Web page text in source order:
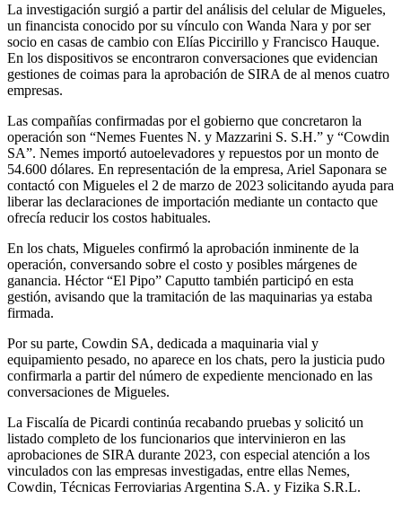
La investigación surgió a partir del análisis del celular de Migueles,
un financista conocido por su vínculo con Wanda Nara y por ser
socio en casas de cambio con Elías Piccirillo y Francisco Hauque.
En los dispositivos se encontraron conversaciones que evidencian
gestiones de coimas para la aprobación de SIRA de al menos cuatro
empresas.
Las compañías confirmadas por el gobierno que concretaron la
operación son “Nemes Fuentes N. y Mazzarini S. S.H.” y “Cowdin
SA”. Nemes importó autoelevadores y repuestos por un monto de
54.600 dólares. En representación de la empresa, Ariel Saponara se
contactó con Migueles el 2 de marzo de 2023 solicitando ayuda para
liberar las declaraciones de importación mediante un contacto que
ofrecía reducir los costos habituales.
En los chats, Migueles confirmó la aprobación inminente de la
operación, conversando sobre el costo y posibles márgenes de
ganancia. Héctor “El Pipo” Caputto también participó en esta
gestión, avisando que la tramitación de las maquinarias ya estaba
firmada.
Por su parte, Cowdin SA, dedicada a maquinaria vial y
equipamiento pesado, no aparece en los chats, pero la justicia pudo
confirmarla a partir del número de expediente mencionado en las
conversaciones de Migueles.
La Fiscalía de Picardi continúa recabando pruebas y solicitó un
listado completo de los funcionarios que intervinieron en las
aprobaciones de SIRA durante 2023, con especial atención a los
vinculados con las empresas investigadas, entre ellas Nemes,
Cowdin, Técnicas Ferroviarias Argentina S.A. y Fizika S.R.L.